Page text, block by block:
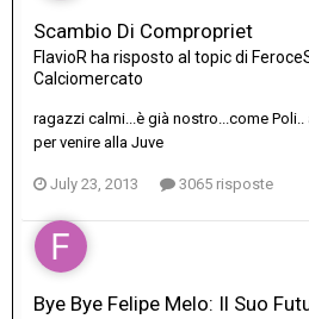
Scambio Di Compropriet
FlavioR ha risposto al topic di
Calciomercato
ragazzi calmi...è già nostro...come
per venire alla Juve
July 23, 2013 3065 risposte
Bye Bye Felipe Melo: Il Suo